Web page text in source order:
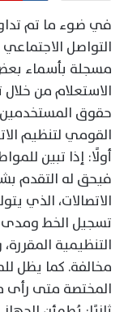
في ضوء ما تم
التواصل
مسجلة بأسماء
حقوق المستخدمين
القومي لتنظيم
أولًا: إذا تبين
فيحق له التقدم
الاتصالات، الذي
تسجيل الخط ومدى
التنظيمية
مخالفة. كما يظل
المختصة متى رأى